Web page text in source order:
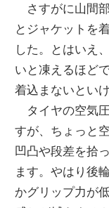
さすがに山間
とジャケットを
した。とはいえ
いと凍えるほど
着込まないとい
タイヤの空気
すが、ちょっと
凹凸や段差を拾
ます。やはり後
かグリップ力が